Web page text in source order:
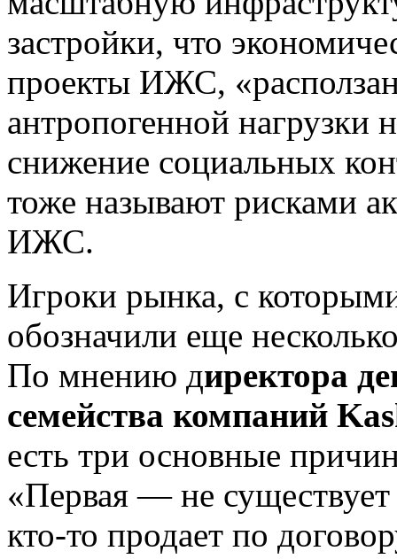
застройки, что
проекты ИЖС,
антропогенной
снижение социальных
тоже называют рисками
ИЖС.
Игроки рынка, с
обозначили еще
По мнению директора
семейства компаний
есть три основные
«Первая — не
кто-то продает по